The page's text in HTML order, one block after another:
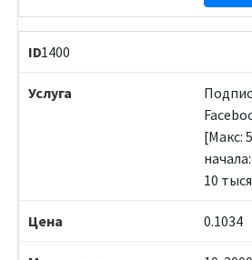
1400
[Макс:
10
0.1034